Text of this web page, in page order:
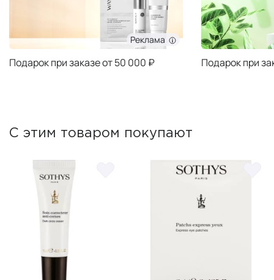
Реклама
Подарок при заказе от 50 000 ₽ Подарок при
С этим товаром покупают